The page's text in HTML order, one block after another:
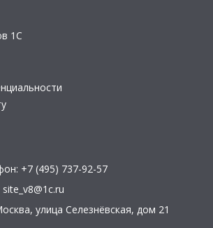
1С
+7 (495) 737-92-57
site_v8@1c.ru
, улица Селезнёвская, дом 21